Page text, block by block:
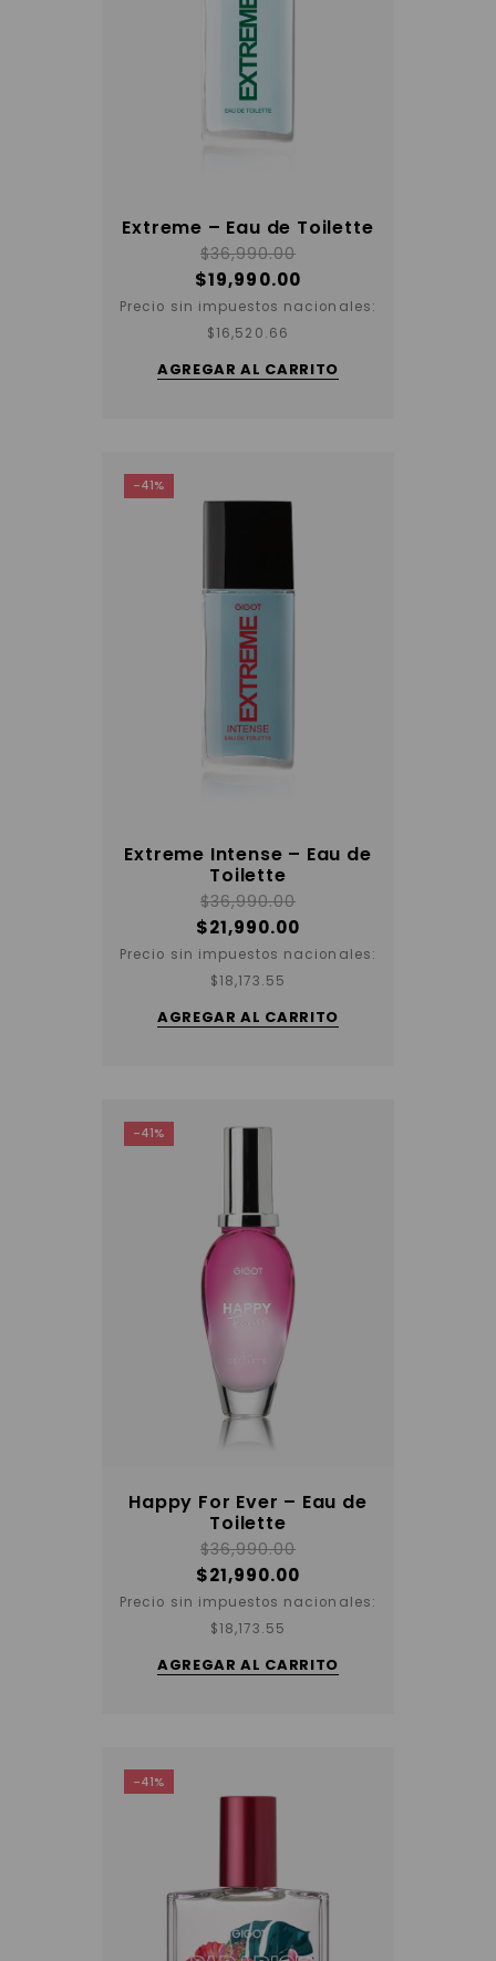
Extreme – Eau de Toilette
$36,990.00
$19,990.00
Precio sin impuestos nacionales:
$16,520.66
AGREGAR AL CARRITO
-41%
Extreme Intense – Eau de
Toilette
$36,990.00
$21,990.00
Precio sin impuestos nacionales:
$18,173.55
AGREGAR AL CARRITO
-41%
Happy For Ever – Eau de
Toilette
$36,990.00
$21,990.00
Precio sin impuestos nacionales:
$18,173.55
AGREGAR AL CARRITO
-41%